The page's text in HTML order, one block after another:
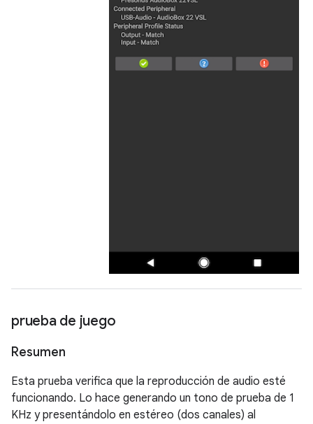
prueba de juego
Resumen
Esta prueba verifica que la reproducción de audio esté
funcionando. Lo hace generando un tono de prueba de 1
KHz y presentándolo en estéreo (dos canales) al